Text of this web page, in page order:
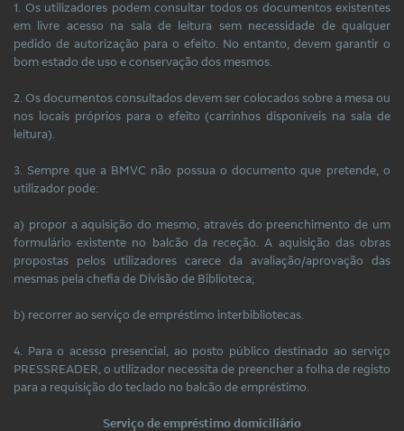
1. Os utilizadores podem consultar todos os documentos existentes
em livre acesso na sala de leitura sem necessidade de qualquer
pedido de autorização para o efeito. No entanto, devem garantir o
bom estado de uso e conservação dos mesmos.
2. Os documentos consultados devem ser colocados sobre a mesa ou
nos locais próprios para o efeito (carrinhos disponíveis na sala de
leitura).
3. Sempre que a BMVC não possua o documento que pretende, o
utilizador pode:
a) propor a aquisição do mesmo, através do preenchimento de um
formulário existente no balcão da receção. A aquisição das obras
propostas pelos utilizadores carece da avaliação/aprovação das
mesmas pela chefia de Divisão de Biblioteca;
b) recorrer ao serviço de empréstimo interbibliotecas.
4. Para o acesso presencial, ao posto público destinado ao serviço
PRESSREADER, o utilizador necessita de preencher a folha de registo
para a requisição do teclado no balcão de empréstimo.
Serviço de empréstimo domiciliário